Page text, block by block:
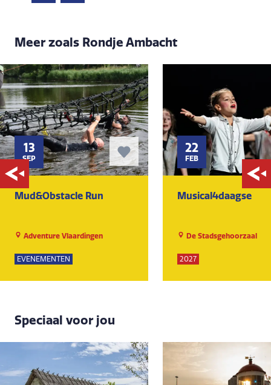
Meer zoals Rondje Ambacht
13
SEP
Mud&Obstacle Run
Adventure Vlaardingen
EVENEMENTEN
22
FEB
Musical4daagse
De Stadsgehoorzaal
2027
Speciaal voor jou